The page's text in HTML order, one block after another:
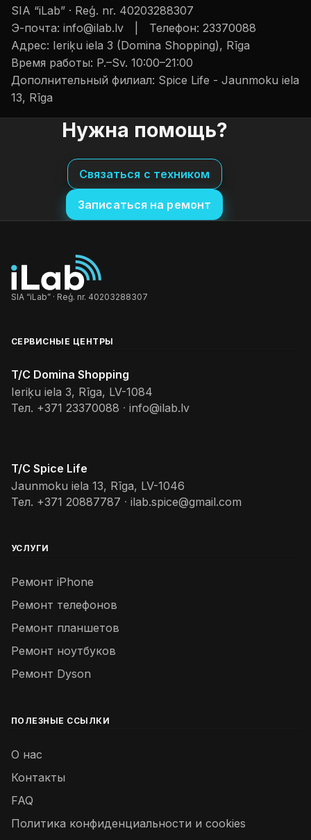
SIA “iLab” · Reģ. nr. 40203288307
Э-почта: info@ilab.lv | Телефон: 23370088
Адрес: Ieriķu iela 3 (Domina Shopping), Rīga
Время работы: P.–Sv. 10:00–21:00
Дополнительный филиал: Spice Life - Jaunmoku iela
13, Rīga
Нужна помощь?
Связаться с техником
Записаться на ремонт
SIA “iLab” · Reģ. nr. 40203288307
СЕРВИСНЫЕ ЦЕНТРЫ
T/C Domina Shopping
Ieriķu iela 3, Rīga, LV-1084
Тел. +371 23370088 · info@ilab.lv
T/C Spice Life
Jaunmoku iela 13, Rīga, LV-1046
Тел. +371 20887787 · ilab.spice@gmail.com
УСЛУГИ
Ремонт iPhone
Ремонт телефонов
Ремонт планшетов
Ремонт ноутбуков
Ремонт Dyson
ПОЛЕЗНЫЕ ССЫЛКИ
О нас
Контакты
FAQ
Политика конфиденциальности и cookies